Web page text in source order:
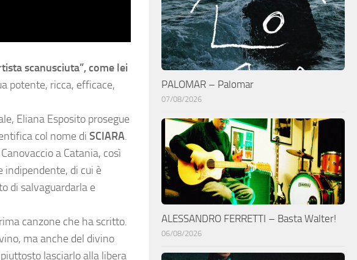
scanusciuta”, come lei
potente, ricca, efficace,
Eliana Esposito prosegue
col nome di SCIARA.
a Catania, così
indipendente, di cui è
di salvaguardarla e
canzone che ha scritto.
ma anche del divino
lasciarlo alla libera
PALOMAR – Palomar
07/08/2026
ALESSANDRO FERRETTI – Basta Walter!
06/08/2026